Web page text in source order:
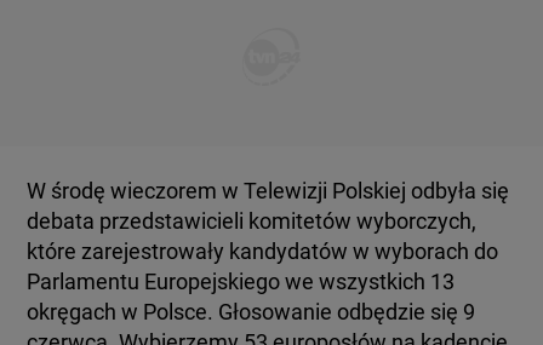
W środę wieczorem w Telewizji Polskiej odbyła się
debata przedstawicieli komitetów wyborczych,
które zarejestrowały kandydatów w wyborach do
Parlamentu Europejskiego we wszystkich 13
okręgach w Polsce. Głosowanie odbędzie się 9
OLSZTYN
OPOLE
ATAK ROSJI NA UKRAINĘ
SZKŁO KONTAKTOWE
CIEKAWOSTKI